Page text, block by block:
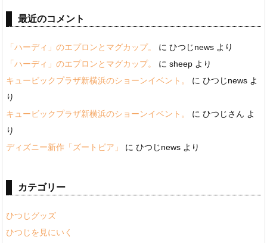
最近のコメント
「ハーディ」のエプロンとマグカップ。 に ひつじnews より
「ハーディ」のエプロンとマグカップ。
に sheep より
キュービックプラザ新横浜のショーンイベント。
に ひつじnews よ
り
キュービックプラザ新横浜のショーンイベント。
に ひつじさん よ
り
ディズニー新作「ズートピア」
に ひつじnews より
カテゴリー
ひつじグッズ
ひつじを見にいく